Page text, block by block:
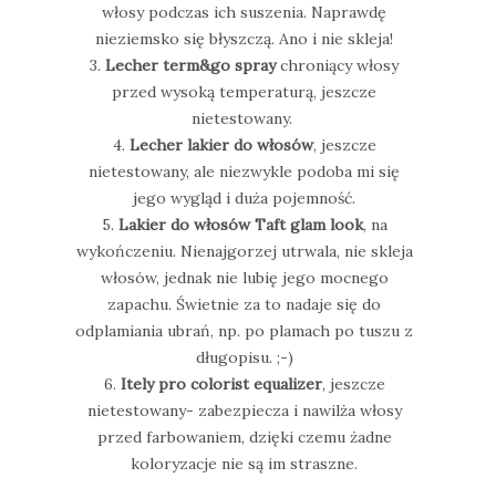
włosy podczas ich suszenia. Naprawdę
nieziemsko się błyszczą. Ano i nie skleja!
3.Lecher term&go spraychroniący włosy
przed wysoką temperaturą, jeszcze
nietestowany.
4. Lecher lakier do włosów, jeszcze
nietestowany, ale niezwykle podoba mi się
jego wygląd i duża pojemność.
5. Lakier do włosów Taft glam look, na
wykończeniu. Nienajgorzej utrwala, nie skleja
włosów, jednak nie lubię jego mocnego
zapachu. Świetnie za to nadaje się do
odplamiania ubrań, np. po plamach po tuszu z
długopisu. ;-)
6. Itely pro colorist equalizer, jeszcze
nietestowany- zabezpiecza i nawilża włosy
przed farbowaniem, dzięki czemu żadne
koloryzacje nie są im straszne.